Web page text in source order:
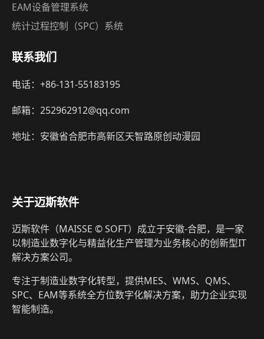
EAM设备管理系统
统计过程控制（SPC）系统
联系我们
电话：+86-131-55183195
邮箱：252962912@qq.com
地址：安徽省合肥市高新区天智路原创动漫园
关于迈斯软件
迈斯软件（MAISSE © SOFT）成立于安徽-合肥，是一家
以制造业数字化与精益化生产管理为业务核心的创新型IT
解决方案公司。
专注于制造业数字化转型，提供MES、WMS、QMS、
SPC、EAM等系统全方位数字化解决方案，助力企业实现
智能制造。